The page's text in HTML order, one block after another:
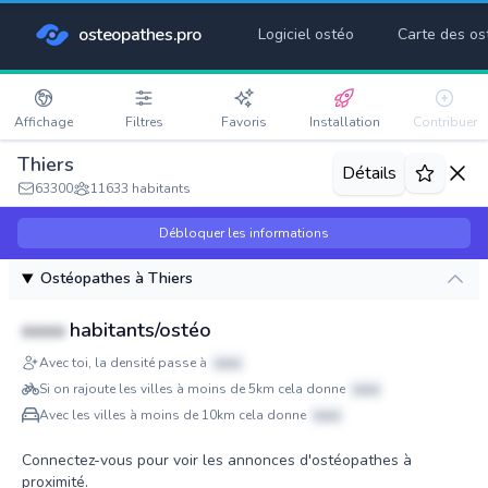
osteopathes.pro Logiciel ostéo Carte des
Affichage Filtres Favoris Installation Contribuer
Thiers
63300 11633 habitants
Détails
Débloquer les informations
Ostéopathes à Thiers
xxxx habitants/ostéo
Avec toi, la densité passe à
xxxx
Si on rajoute les villes à moins de 5km cela donne
xxxx
Avec les villes à moins de 10km cela donne
xxxx
Connectez-vous pour voir les annonces d'ostéopathes à
proximité.